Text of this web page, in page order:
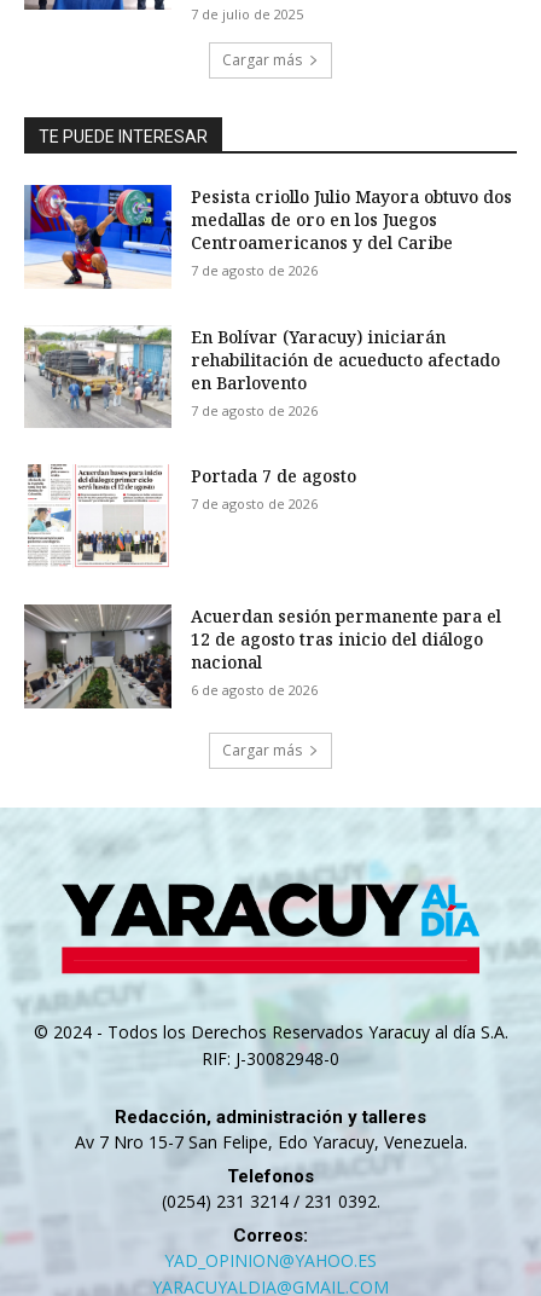
7 de julio de 2025
Cargar más
TE PUEDE INTERESAR
Pesista criollo Julio Mayora obtuvo dos
medallas de oro en los Juegos
Centroamericanos y del Caribe
7 de agosto de 2026
En Bolívar (Yaracuy) iniciarán
rehabilitación de acueducto afectado
en Barlovento
7 de agosto de 2026
Portada 7 de agosto
7 de agosto de 2026
Acuerdan sesión permanente para el
12 de agosto tras inicio del diálogo
nacional
6 de agosto de 2026
Cargar más
© 2024 - Todos los Derechos Reservados Yaracuy al día S.A.
RIF: J-30082948-0
Redacción, administración y talleres
Av 7 Nro 15-7 San Felipe, Edo Yaracuy, Venezuela.
Telefonos
(0254) 231 3214 / 231 0392.
Correos:
YAD_OPINION@YAHOO.ES
YARACUYALDIA@GMAIL.COM